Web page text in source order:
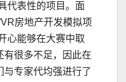
代表性的项目。面
房地产开发模拟项
心能够在大赛中取
有很多不足，因此在
专家代均强进行了